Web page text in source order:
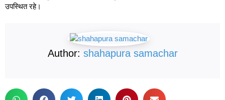
उपस्थित रहे।
Author: shahapura samachar